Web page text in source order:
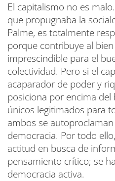
El capitalismo no es
que propugnaba la
Palme, es totalmente
porque contribuye al
imprescindible para el
colectividad. Pero si el
acaparador de poder y
posiciona por encima del
únicos legitimados para
ambos se
democracia. Por todo
actitud en busca de
pensamiento crítico; se
democracia activa.